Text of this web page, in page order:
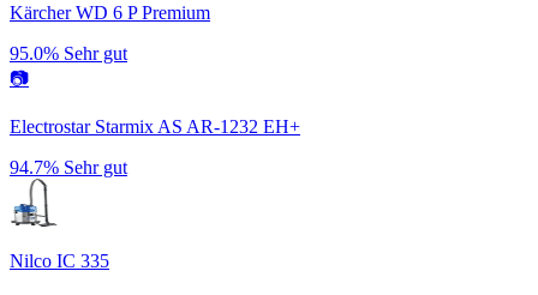
Kärcher WD 6 P Premium
95.0% Sehr gut
📷
Electrostar Starmix AS AR-1232 EH+
94.7% Sehr gut
Nilco IC 335